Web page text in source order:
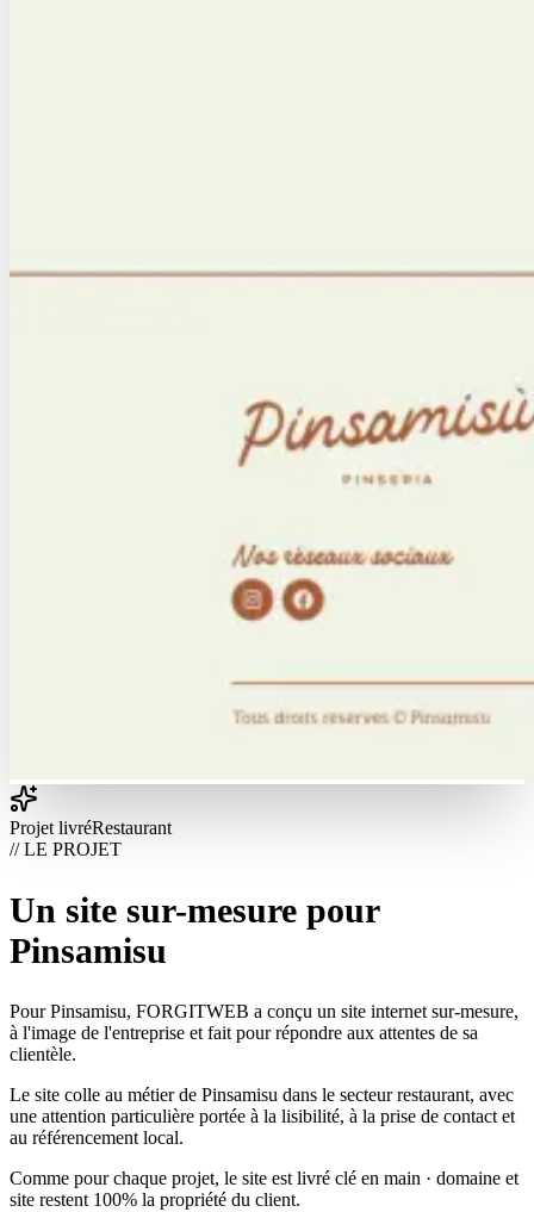
Projet livréRestaurant
// LE PROJET
Un site sur-mesure pour
Pinsamisu
Pour Pinsamisu, FORGITWEB a conçu un site internet sur-mesure,
à l'image de l'entreprise et fait pour répondre aux attentes de sa
clientèle.
Le site colle au métier de Pinsamisu dans le secteur restaurant, avec
une attention particulière portée à la lisibilité, à la prise de contact et
au référencement local.
Comme pour chaque projet, le site est livré clé en main · domaine et
site restent 100% la propriété du client.